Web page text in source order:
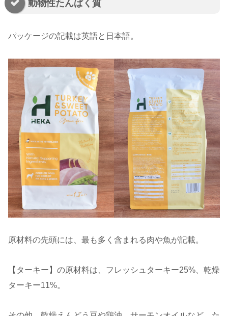
動物性たんぱく質
パッケージの記載は英語と日本語。
原材料の先頭には、最も多く含まれる肉や魚が記載。
【ターキー】の原材料は、フレッシュターキー25%、乾燥
ターキー11%。